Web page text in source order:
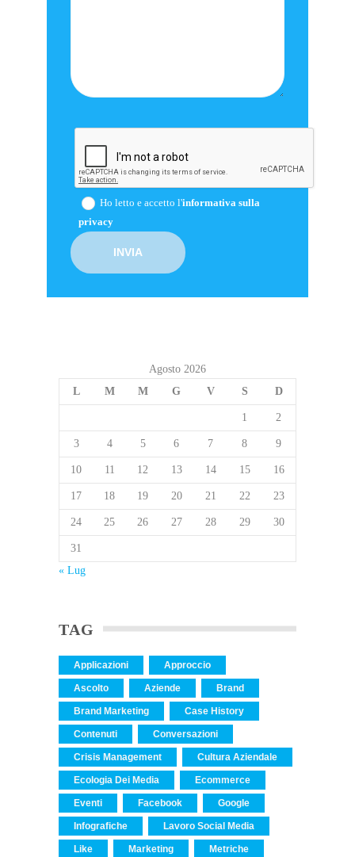
Ho letto e accetto l'informativa sulla
privacy
Agosto 2026
L
M M G V S D
1 2
3 4 5 6 7 8 9
10 11 12 13 14 15 16
17 18 19 20 21 22 23
24 25 26 27 28 29 30
31
« Lug
TAG
Applicazioni Approccio
Ascolto Aziende Brand
Brand Marketing Case History
Contenuti Conversazioni
Crisis Management Cultura Aziendale
Ecologia Dei Media Ecommerce
Eventi Facebook Google
Infografiche Lavoro Social Media
Like Marketing Metriche